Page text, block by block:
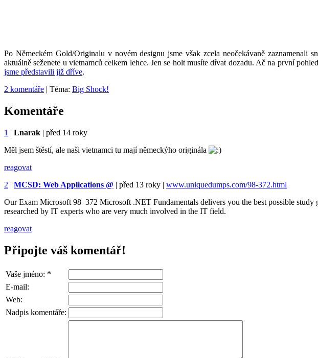
Po Německém Gold/Originalu v novém designu jsme však zcela neočekávaně
aktuálně seženete u vietnamců celkem lehce. Jen se holt musíte dívat dozadu. Ač na první
jsme představili již dříve.
2 komentáře | Téma: Big Shock!
Komentáře
1 | Lnarak | před 14 roky
Měl jsem štěstí, ale naši vietnamci tu mají německýho originála
reagovat
2 | MCSD: Web Applications @ | před 13 roky | www.uniquedumps.com/98-372.html
Our Exam Microsoft 98–372 Microsoft .NET Fundamentals delivers you the best possible
researched by IT experts who are very much involved in the IT field.
reagovat
Připojte váš komentář!
Vaše jméno: *
E-mail:
Web:
Nadpis komentáře: